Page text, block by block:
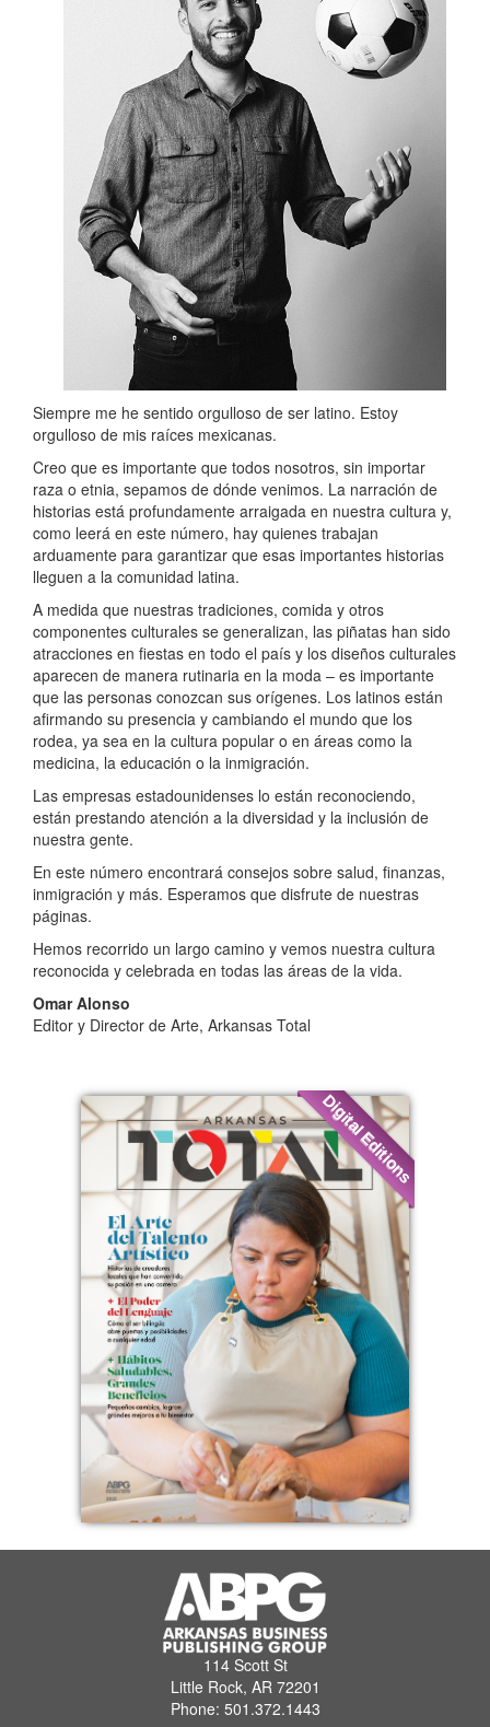
Siempre me he sentido orgulloso de ser latino. Estoy
orgulloso de mis raíces mexicanas.
Creo que es importante que todos nosotros, sin importar
raza o etnia, sepamos de dónde venimos. La narración de
historias está profundamente arraigada en nuestra cultura y,
como leerá en este número, hay quienes trabajan
arduamente para garantizar que esas importantes historias
lleguen a la comunidad latina.
A medida que nuestras tradiciones, comida y otros
componentes culturales se generalizan, las piñatas han sido
atracciones en fiestas en todo el país y los diseños culturales
aparecen de manera rutinaria en la moda – es importante
que las personas conozcan sus orígenes. Los latinos están
afirmando su presencia y cambiando el mundo que los
rodea, ya sea en la cultura popular o en áreas como la
medicina, la educación o la inmigración.
Las empresas estadounidenses lo están reconociendo,
están prestando atención a la diversidad y la inclusión de
nuestra gente.
En este número encontrará consejos sobre salud, finanzas,
inmigración y más. Esperamos que disfrute de nuestras
páginas.
Hemos recorrido un largo camino y vemos nuestra cultura
reconocida y celebrada en todas las áreas de la vida.
Omar Alonso
Editor y Director de Arte, Arkansas Total
Digital Editions
114 Scott St
Little Rock, AR 72201
Phone: 501.372.1443